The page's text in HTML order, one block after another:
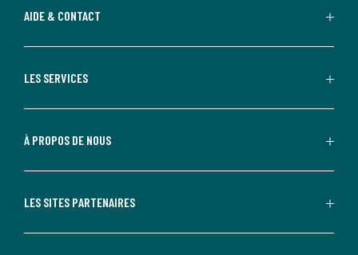
AIDE & CONTACT
LES SERVICES
À PROPOS DE NOUS
LES SITES PARTENAIRES